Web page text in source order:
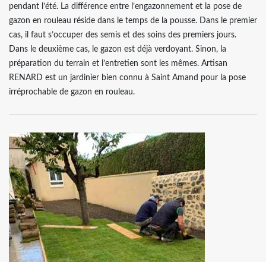
pendant l’été. La différence entre l’engazonnement et la pose de
gazon en rouleau réside dans le temps de la pousse. Dans le premier
cas, il faut s’occuper des semis et des soins des premiers jours.
Dans le deuxième cas, le gazon est déjà verdoyant. Sinon, la
préparation du terrain et l’entretien sont les mêmes. Artisan
RENARD est un jardinier bien connu à Saint Amand pour la pose
irréprochable de gazon en rouleau.